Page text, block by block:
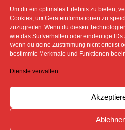
Um dir ein optimales Erlebnis zu bieten,
Cookies, um Geräteinformationen zu
zuzugreifen. Wenn du diesen
wie das Surfverhalten oder eindeutige
Wenn du deine Zustimmung nicht erteilst
bestimmte Merkmale und Funktionen
Dienste verwalten
DATENSCHUTZ
COOKIE-
SÄMTLICHE TEXTE,
SOFERN NICHT ANDERS
COPYRIGHT DES SPREEBOTE
MIT ERLAUBNIS DER